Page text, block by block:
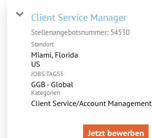
Client Service Manager
Stellenangebotsnummer: 54530
Standort
Miami, Florida
JOBS.TAGS5
GGB - Global
Kategorien
Client Service/Account Management
Jetzt bewerben